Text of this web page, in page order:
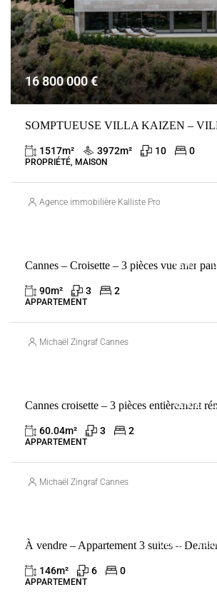
16 800 000 €
1517m² 3972m² 10 0
PROPRIÉTÉ, MAISON
Agence immobilière Kalliste Properties
VENTE
Cannes – Croisette – 3 pièces vue mer
90m² 3 2
APPARTEMENT
Michaël Zingraf Cannes
VENTE
60.04m² 3 2
APPARTEMENT
Michaël Zingraf Cannes
VENTE
146m² 6 0
APPARTEMENT